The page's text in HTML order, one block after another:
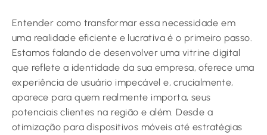
Entender como transformar essa necessidade em
uma realidade eficiente e lucrativa é o primeiro passo.
Estamos falando de desenvolver uma vitrine digital
que reflete a identidade da sua empresa, oferece uma
experiência de usuário impecável e, crucialmente,
aparece para quem realmente importa, seus
potenciais clientes na região e além. Desde a
otimização para dispositivos móveis até estratégias